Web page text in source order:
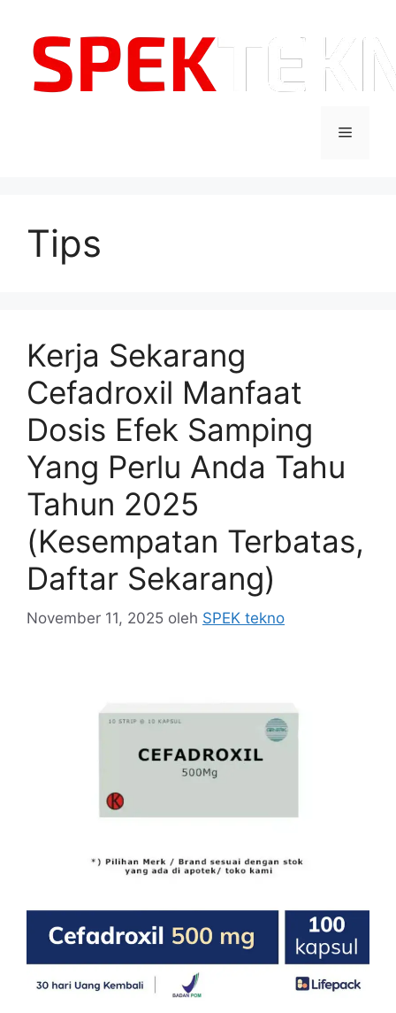
Menu
Tips
Kerja Sekarang
Cefadroxil Manfaat
Dosis Efek Samping
Yang Perlu Anda Tahu
Tahun 2025
(Kesempatan Terbatas,
Daftar Sekarang)
November 11, 2025 oleh SPEK tekno